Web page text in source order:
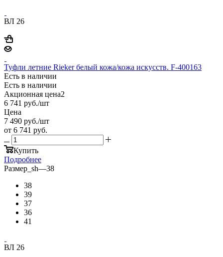
ВЛ 26
Туфли летние Rieker белый кожа/кожа искусств. F-400163
Есть в наличии
Есть в наличии
Акционная цена2
6 741 руб./шт
Цена
7 490 руб./шт
от 6 741 руб.
Купить
Подробнее
Размер_sh—38
38
39
37
36
41
ВЛ 26